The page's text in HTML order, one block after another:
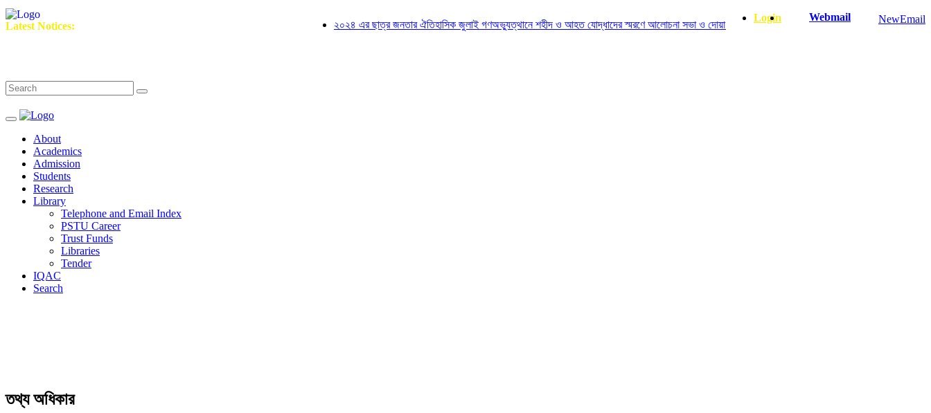
Latest Notices: ২০২৪ এর ছাত্র জনতার ঐতিহাসিক জুলাই গণঅভ্যুত্থানে শহীদ ও আহত যোদ্ধাদের স্মরণে আলোচনা সভা ও দোয়া অনুষ্ঠান সংক্রান্ত|January-June/2025 Master and
Login Webmail NewEmail
About
Academics
Admission
Students
Research
Library
Telephone and Email Index
PSTU Career
Trust Funds
Libraries
Tender
IQAC
Search
তথ্য অধিকার